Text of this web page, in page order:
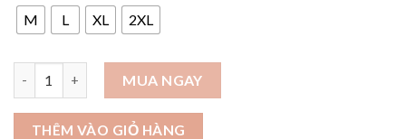
M L XL 2XL
MUA NGAY
THÊM VÀO GIỎ HÀNG